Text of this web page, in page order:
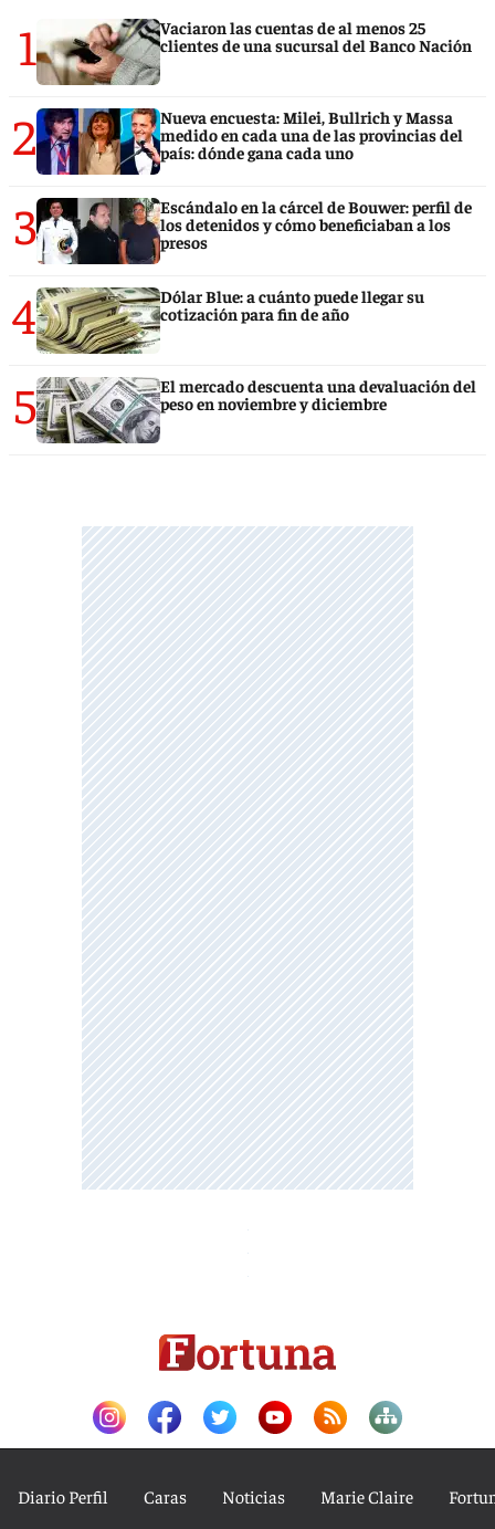
1
Vaciaron las cuentas de al menos 25
clientes de una sucursal del Banco Nación
2
Nueva encuesta: Milei, Bullrich y Massa
medido en cada una de las provincias del
país: dónde gana cada uno
3
Escándalo en la cárcel de Bouwer: perfil de
los detenidos y cómo beneficiaban a los
presos
4
Dólar Blue: a cuánto puede llegar su
cotización para fin de año
5
El mercado descuenta una devaluación del
peso en noviembre y diciembre
Diario Perfil Caras Noticias Marie Claire